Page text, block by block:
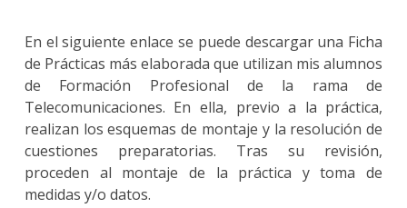
En el siguiente enlace se puede descargar una Ficha
de Prácticas más elaborada que utilizan mis alumnos
de Formación Profesional de la rama de
Telecomunicaciones. En ella, previo a la práctica,
realizan los esquemas de montaje y la resolución de
cuestiones preparatorias. Tras su revisión,
proceden al montaje de la práctica y toma de
medidas y/o datos.